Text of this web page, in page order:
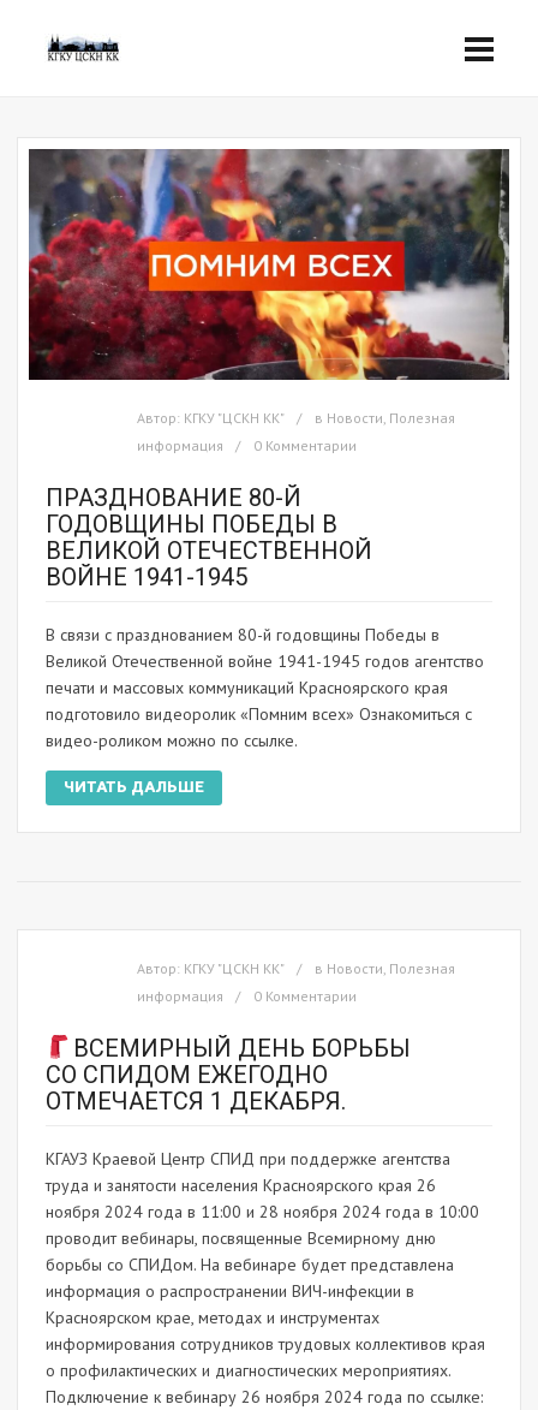
Автор: КГКУ "ЦСКН КК" в Новости, Полезная
информация
0 Комментарии
ПРАЗДНОВАНИЕ 80-Й
ГОДОВЩИНЫ ПОБЕДЫ В
ВЕЛИКОЙ ОТЕЧЕСТВЕННОЙ
ВОЙНЕ 1941-1945
В связи с празднованием 80-й годовщины Победы в
Великой Отечественной войне 1941-1945 годов агентство
печати и массовых коммуникаций Красноярского края
подготовило видеоролик «Помним всех» Ознакомиться с
видео-роликом можно по ссылке.
ЧИТАТЬ ДАЛЬШЕ
Автор: КГКУ "ЦСКН КК" в Новости, Полезная
информация
0 Комментарии
ВСЕМИРНЫЙ ДЕНЬ БОРЬБЫ
СО СПИДОМ ЕЖЕГОДНО
ОТМЕЧАЕТСЯ 1 ДЕКАБРЯ.
КГАУЗ Краевой Центр СПИД при поддержке агентства
труда и занятости населения Красноярского края 26
ноября 2024 года в 11:00 и 28 ноября 2024 года в 10:00
проводит вебинары, посвященные Всемирному дню
борьбы со СПИДом. На вебинаре будет представлена
информация о распространении ВИЧ-инфекции в
Красноярском крае, методах и инструментах
информирования сотрудников трудовых коллективов края
о профилактических и диагностических мероприятиях.
Подключение к вебинару 26 ноября 2024 года по ссылке: